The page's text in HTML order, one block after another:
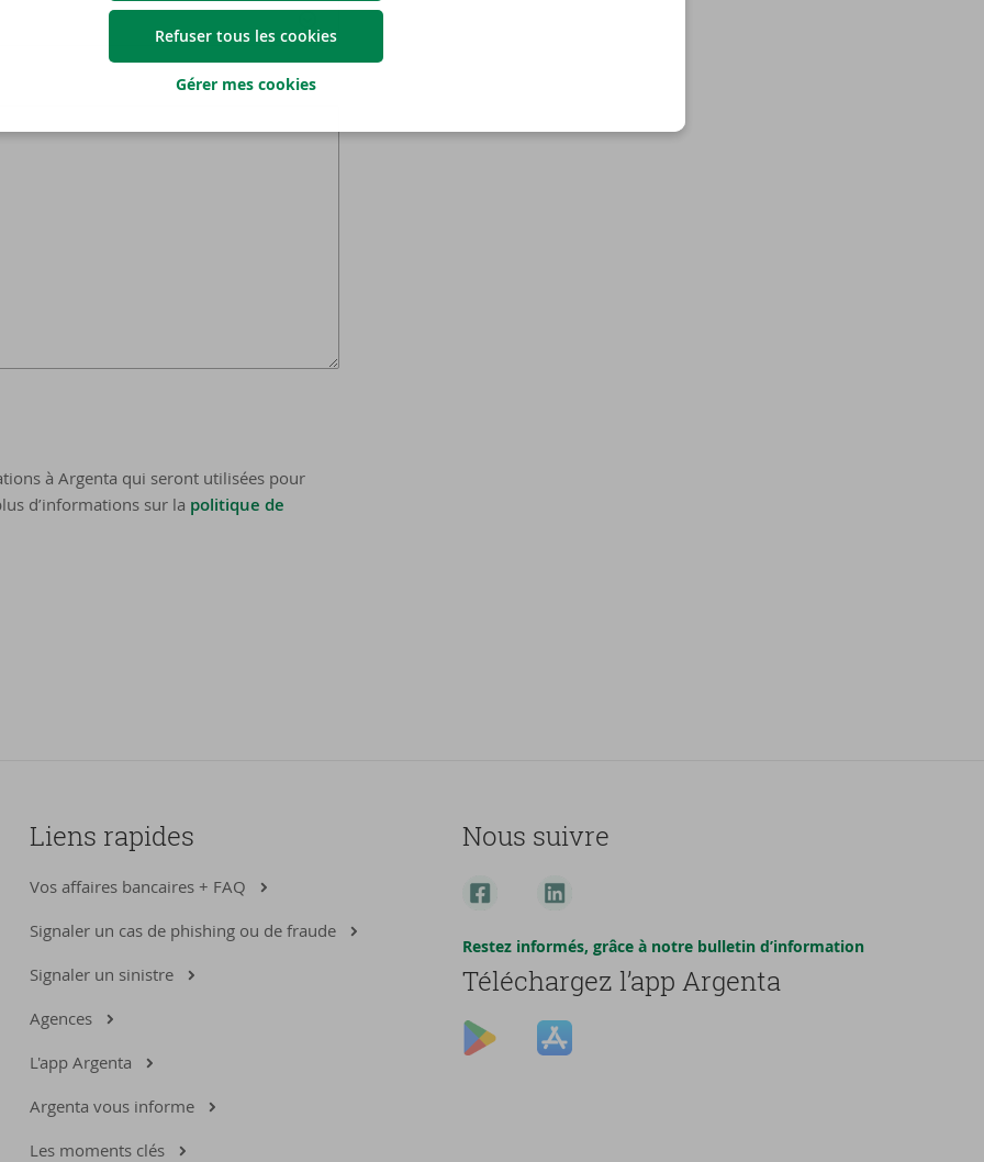
Refuser tous les cookies
Gérer mes cookies
à Argenta qui seront utilisées pour
d’informations sur la politique de
Liens rapides
Vos affaires bancaires + FAQ
Signaler un cas de phishing ou de fraude
Signaler un sinistre
Agences
L'app Argenta
Argenta vous informe
Les moments clés
Nous suivre
Restez informés, grâce à notre bulletin d’information
Téléchargez l’app Argenta